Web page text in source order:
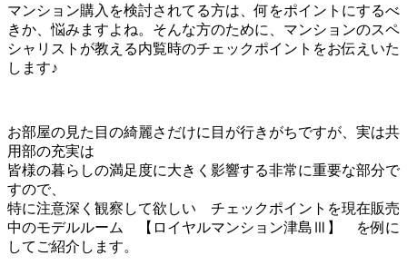
マンション購入を検討されてる方は、何をポイントにするべ
きか、悩みますよね。そんな方のために、マンションのスペ
シャリストが教える内覧時のチェックポイントをお伝えいた
します♪
お部屋の見た目の綺麗さだけに目が行きがちですが、実は共
用部の充実は
皆様の暮らしの満足度に大きく影響する非常に重要な部分で
すので、
特に注意深く観察して欲しい チェックポイントを現在販売
中のモデルルーム 【ロイヤルマンション津島Ⅲ】 を例に
してご紹介します。